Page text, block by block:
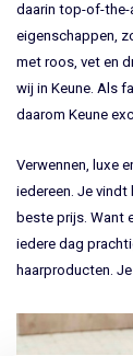
daarin top-of-the-
eigenschappen,
met roos, vet en
wij in Keune. Als
daarom Keune
Verwennen, luxe
iedereen. Je
beste prijs. Want
iedere dag
haarproducten.